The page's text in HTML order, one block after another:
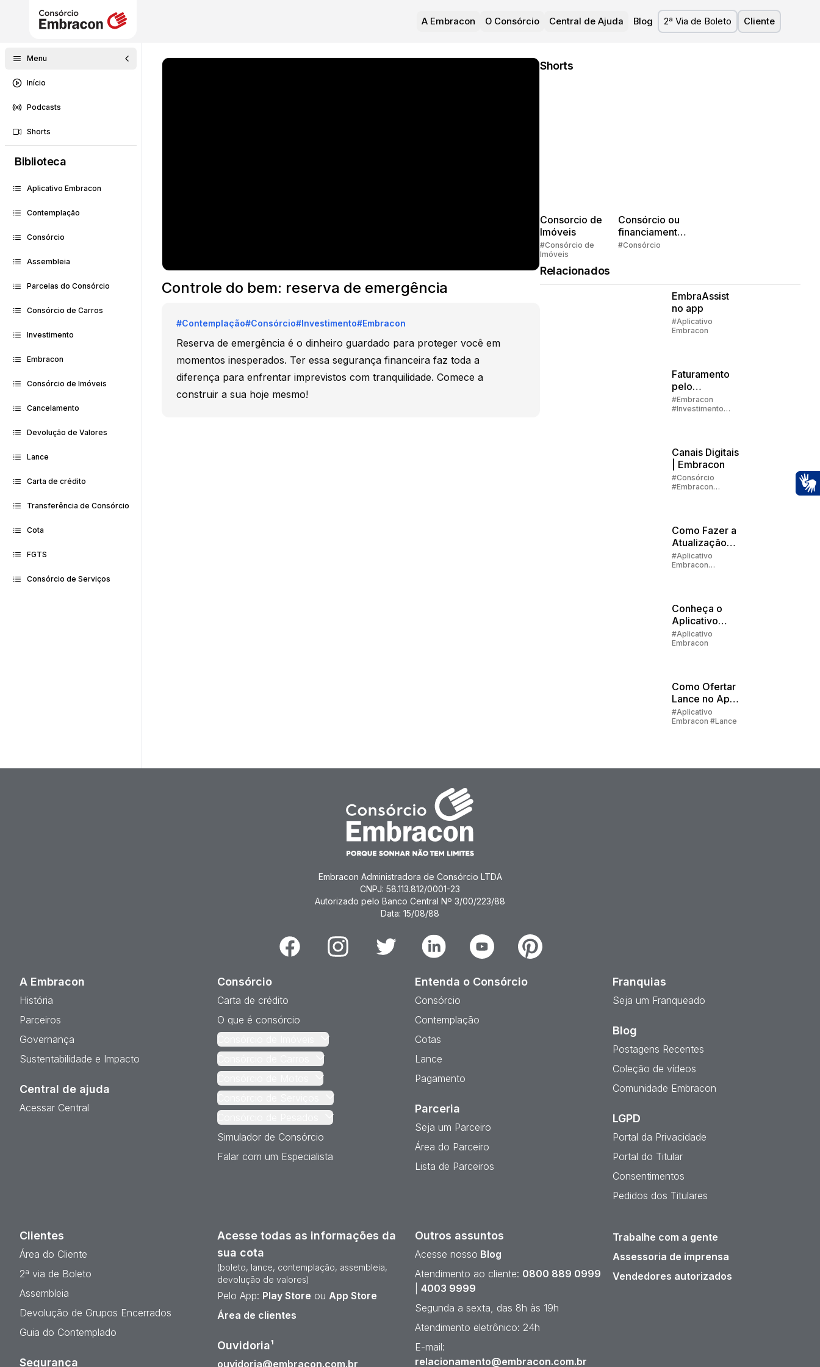
A Embracon O Consórcio Central de Ajuda Blog 2ª Via de Boleto Cliente
Menu
Início
Podcasts
Shorts
Biblioteca
Aplicativo Embracon
Contemplação
Consórcio
Assembleia
Parcelas do Consórcio
Consórcio de Carros
Investimento
Embracon
Consórcio de Imóveis
Cancelamento
Devolução de Valores
Lance
Carta de crédito
Transferência de Consórcio
Cota
FGTS
Consórcio de Serviços
Controle do bem: reserva de emergência
#Contemplação#Consórcio#Investimento#Embracon
Reserva de emergência é o dinheiro guardado para proteger você em
momentos inesperados. Ter essa segurança financeira faz toda a
diferença para enfrentar imprevistos com tranquilidade. Comece a
construir a sua hoje mesmo!
Shorts
Consorcio de
Imóveis
#Consórcio de
Imóveis
Consórcio ou
financiamento?
Quem pensa
#Consórcio
Relacionados
EmbraAssist
no app
#Aplicativo
Embracon
Faturamento
pelo
aplicativo:
passo a passo
#Embracon
#Investimento
Canais Digitais
| Embracon
#Consórcio
#Embracon
Como Fazer a
Atualização
Cadastral na
Embracon
#Aplicativo
Embracon
Conheça o
Aplicativo
Embracon -
Como fazer o
#Aplicativo
Embracon
Como Ofertar
Lance no App
do Cliente?
#Aplicativo
Embracon #Lance
Embracon Administradora de Consórcio LTDA
CNPJ: 58.113.812/0001-23
Autorizado pelo Banco Central Nº 3/00/223/88
Data: 15/08/88
Facebook Instagram Twitter Linkedin Youtube Pinterest
A Embracon
História
Parceiros
Governança
Sustentabilidade e Impacto
Central de ajuda
Acessar Central
Consórcio
Carta de crédito
O que é consórcio
Simulador de Consórcio
Falar com um Especialista
Entenda o Consórcio
Consórcio
Contemplação
Cotas
Lance
Pagamento
Parceria
Seja um Parceiro
Área do Parceiro
Lista de Parceiros
Franquias
Seja um Franqueado
Blog
Postagens Recentes
Coleção de vídeos
Comunidade Embracon
LGPD
Portal da Privacidade
Portal do Titular
Consentimentos
Pedidos dos Titulares
Clientes
Área do Cliente
2ª via de Boleto
Assembleia
Devolução de Grupos Encerrados
Guia do Contemplado
Segurança
Acesse todas as informações da
sua cota
(boleto, lance, contemplação, assembleia,
devolução de valores)
Pelo App: Play Store ou App Store
Área de clientes
Ouvidoria¹
ouvidoria@embracon.com.br
Outros assuntos
Acesse nosso Blog
Atendimento ao cliente: 0800 889 0999
4003 9999
Segunda a sexta, das 8h às 19h
Atendimento eletrônico: 24h
E-mail:
relacionamento@embracon.com.br
Trabalhe com a gente
Assessoria de imprensa
Vendedores autorizados